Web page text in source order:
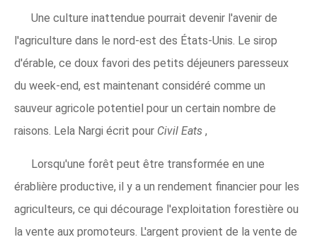
Une culture inattendue pourrait devenir l'avenir de
l'agriculture dans le nord-est des États-Unis. Le sirop
d'érable, ce doux favori des petits déjeuners paresseux
du week-end, est maintenant considéré comme un
sauveur agricole potentiel pour un certain nombre de
raisons. Lela Nargi écrit pour Civil Eats ,
Lorsqu'une forêt peut être transformée en une
érablière productive, il y a un rendement financier pour les
agriculteurs, ce qui décourage l'exploitation forestière ou
la vente aux promoteurs. L'argent provient de la vente de